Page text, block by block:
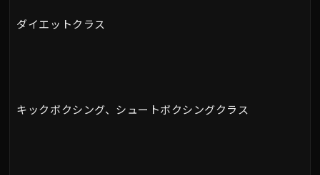
ダイエットクラス
キックボクシング、シュートボクシングクラス